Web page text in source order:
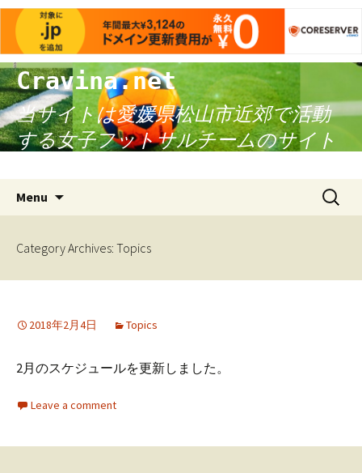
Cravina.net
当サイトは愛媛県松山市近郊で活動
する女子フットサルチームのサイト
Menu
検
Category Archives: Topics
2018年2月4日 Topics
2月のスケジュールを更新しました。
Leave a comment